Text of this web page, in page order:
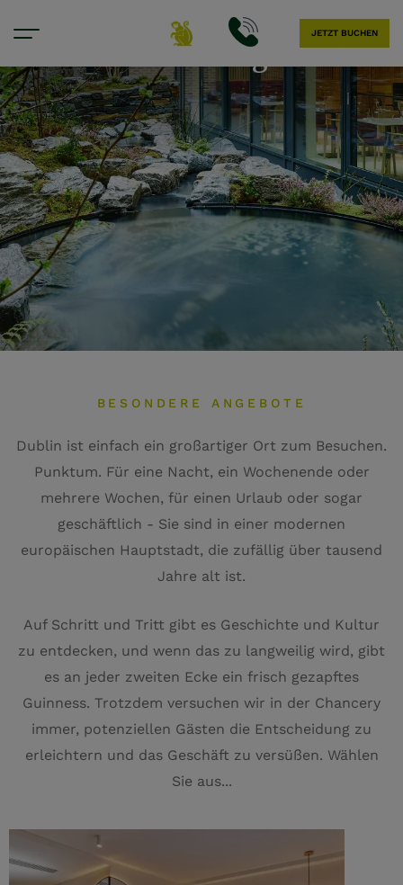
JETZT BUCHEN
Besondere Angebote
BESONDERE ANGEBOTE
Dublin ist einfach ein großartiger Ort zum Besuchen.
Punktum. Für eine Nacht, ein Wochenende oder
mehrere Wochen, für einen Urlaub oder sogar
geschäftlich - Sie sind in einer modernen
europäischen Hauptstadt, die zufällig über tausend
Jahre alt ist.
Auf Schritt und Tritt gibt es Geschichte und Kultur
zu entdecken, und wenn das zu langweilig wird, gibt
es an jeder zweiten Ecke ein frisch gezapftes
Guinness. Trotzdem versuchen wir in der Chancery
immer, potenziellen Gästen die Entscheidung zu
erleichtern und das Geschäft zu versüßen. Wählen
Sie aus...